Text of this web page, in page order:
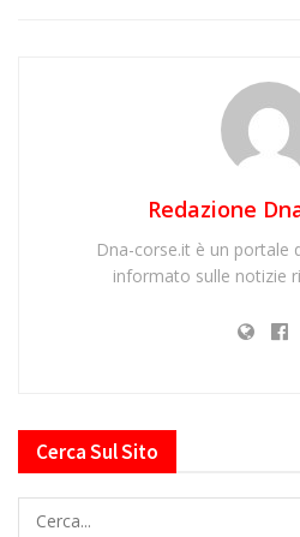
Redazione
Dna-corse.it è un portale
informato sulle notizie
Cerca Sul Sito